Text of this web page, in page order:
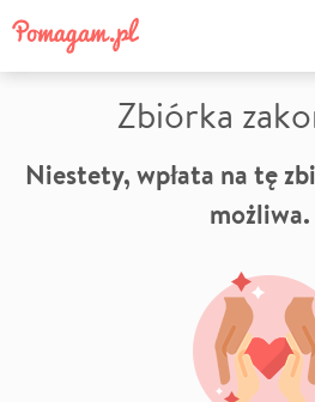
Zbiórka
Niestety, wpłata na tę
możliwa.